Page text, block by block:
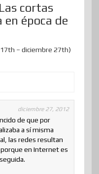
cortas
época de
– diciembre 27th)
diciembre 27, 2012
de que por
a sí misma
las redes resultan
en Internet es